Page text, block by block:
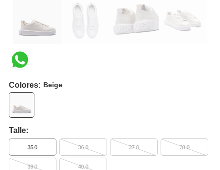
Colores: Beige
Talle:
35.0 36.0 37.0 38.0
39.0 40.0